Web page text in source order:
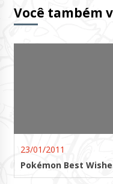
Você também
23/01/2011
Pokémon Best